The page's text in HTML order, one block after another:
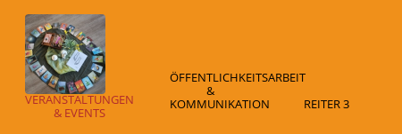
VERANSTALTUNGEN
& EVENTS
ÖFFENTLICHKEITSARBEIT
&
KOMMUNIKATION
REITER 3